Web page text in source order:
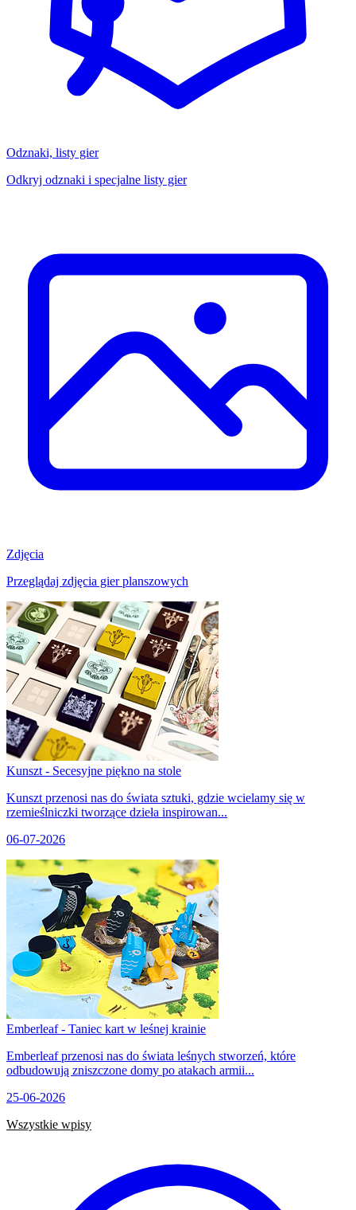
Odznaki, listy gier
Odkryj odznaki i specjalne listy gier
Zdjęcia
Przeglądaj zdjęcia gier planszowych
Kunszt - Secesyjne piękno na stole
Kunszt przenosi nas do świata sztuki, gdzie wcielamy się w
rzemieślniczki tworzące dzieła inspirowan...
06-07-2026
Emberleaf - Taniec kart w leśnej krainie
Emberleaf przenosi nas do świata leśnych stworzeń, które
odbudowują zniszczone domy po atakach armii...
25-06-2026
Wszystkie wpisy